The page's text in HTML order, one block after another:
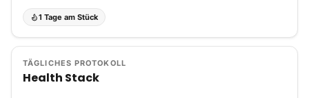
1 Tage am Stück
TÄGLICHES PROTOKOLL
Health Stack